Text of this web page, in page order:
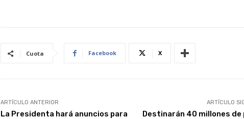
Cuota Facebook X
ARTÍCULO ANTERIOR
La Presidenta hará anuncios para
ARTÍCULO
Destinarán 40 millones de